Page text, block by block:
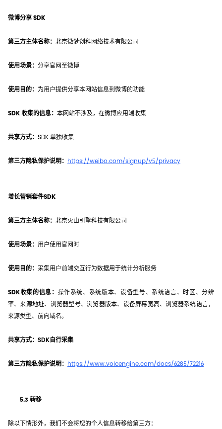
微博分享 SDK
第三方主体名称： 北京微梦创科网络技术有限公司
使用场景： 分享官网至微博
使用目的： 为用户提供分享本网站信息到微博的功能
SDK 收集的信息： 本网站不涉及，在微博应用端收集
共享方式： SDK 单独收集
第三方隐私保护说明： https://weibo.com/signup/v5/privacy
增长营销套件SDK
第三方主体名称： 北京火山引擎科技有限公司
使用场景： 用户使用官网时
使用目的： 采集用户前端交互行为数据用于统计分析服务
SDK收集的信息： 操作系统、系统版本、设备型号、系统语言、时区、分辨
率、来源地址、浏览器型号、浏览器版本、设备屏幕宽高、浏览器系统语言，
来源类型、前向域名。
共享方式： SDK自行采集
第三方隐私保护说明： https://www.volcengine.com/docs/6285/72216
5.3 转移
除以下情形外，我们不会将您的个人信息转移给第三方：